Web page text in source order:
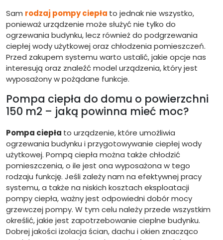
Sam rodzaj pompy ciepła to jednak nie wszystko,
ponieważ urządzenie może służyć nie tylko do
ogrzewania budynku, lecz również do podgrzewania
ciepłej wody użytkowej oraz chłodzenia pomieszczeń.
Przed zakupem systemu warto ustalić, jakie opcje nas
interesują oraz znaleźć model urządzenia, który jest
wyposażony w pożądane funkcje.
Pompa ciepła do domu o powierzchni
150 m2 – jaką powinna mieć moc?
Pompa ciepła to urządzenie, które umożliwia
ogrzewania budynku i przygotowywanie ciepłej wody
użytkowej. Pompą ciepła można także chłodzić
pomieszczenia, o ile jest ona wyposażona w tego
rodzaju funkcję. Jeśli zależy nam na efektywnej pracy
systemu, a także na niskich kosztach eksploatacji
pompy ciepła, ważny jest odpowiedni dobór mocy
grzewczej pompy. W tym celu należy przede wszystkim
określić, jakie jest zapotrzebowanie cieplne budynku.
Dobrej jakości izolacja ścian, dachu i okien znacząco